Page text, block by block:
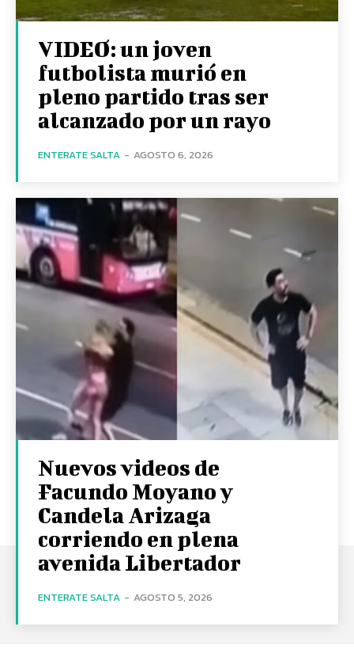
VIDEO: un joven
futbolista murió en
pleno partido tras ser
alcanzado por un rayo
ENTERATE SALTA - AGOSTO 6, 2026
Nuevos videos de
Facundo Moyano y
Candela Arizaga
corriendo en plena
avenida Libertador
ENTERATE SALTA - AGOSTO 5, 2026